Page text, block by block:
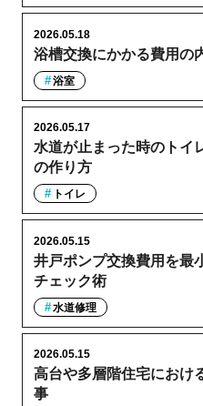
浴槽交換にかかる費用の
2026.05.18
浴室
水道が止まった時のトイ
の作り方
2026.05.17
トイレ
井戸ポンプ交換費用を最
チェック術
2026.05.15
水道修理
高台や多層階住宅におけ
事
2026.05.15